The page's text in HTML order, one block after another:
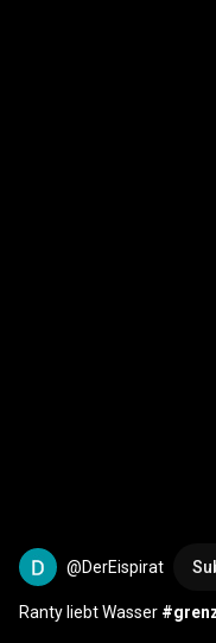
@DerEispirat
Ranty liebt Wasser